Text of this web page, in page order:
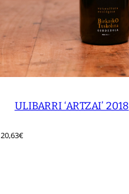
ULIBARRI ‘ARTZAI’ 2018
20,63€